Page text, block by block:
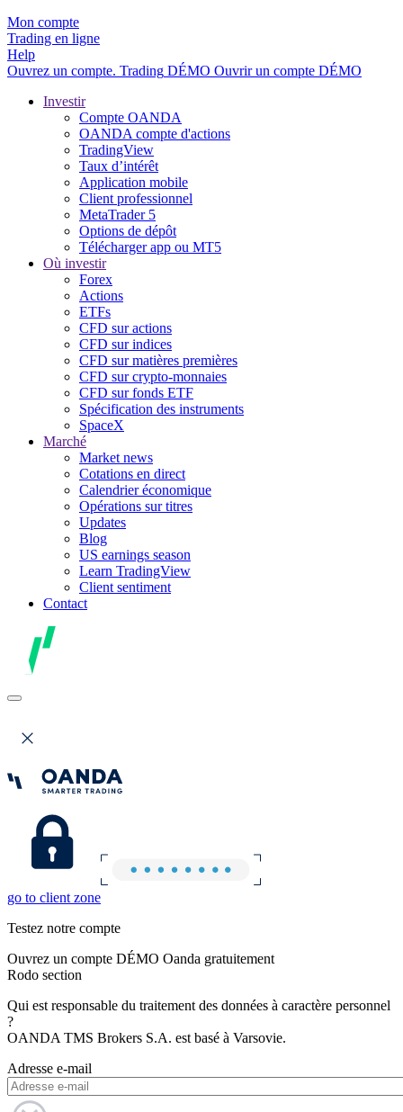
Mon compte
Trading en ligne
Help
Ouvrez un compte. Trading DÉMO Ouvrir un compte DÉMO
Investir
Compte OANDA
OANDA compte d'actions
TradingView
Taux d’intérêt
Application mobile
Client professionnel
MetaTrader 5
Options de dépôt
Télécharger app ou MT5
Où investir
Forex
Actions
ETFs
CFD sur actions
CFD sur indices
CFD sur matières premières
CFD sur crypto-monnaies
CFD sur fonds ETF
Spécification des instruments
SpaceX
Marché
Market news
Cotations en direct
Calendrier économique
Opérations sur titres
Updates
Blog
US earnings season
Learn TradingView
Client sentiment
Contact
go to client zone
Testez notre compte
Ouvrez un compte DÉMO Oanda gratuitement
Rodo section
Qui est responsable du traitement des données à caractère personnel
?
OANDA TMS Brokers S.A. est basé à Varsovie.
Adresse e-mail